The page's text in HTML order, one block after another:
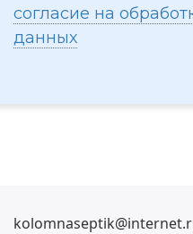
согласие на
данных